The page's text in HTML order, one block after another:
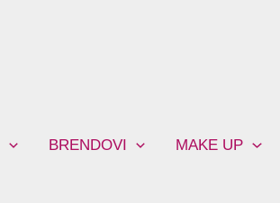
BRENDOVI MAKE UP